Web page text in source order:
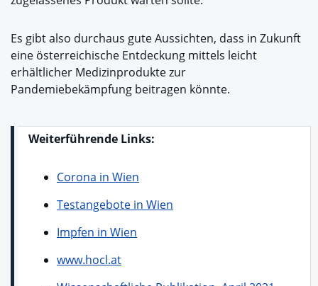
Es gibt also durchaus gute Aussichten, dass in Zukunft
eine österreichische Entdeckung mittels leicht
erhältlicher Medizinprodukte zur
Pandemiebekämpfung beitragen könnte.
Weiterführende Links:
Corona in Wien
Testangebote in Wien
Impfen in Wien
www.hocl.at